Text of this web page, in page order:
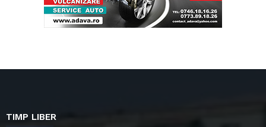
TIMP LIBER